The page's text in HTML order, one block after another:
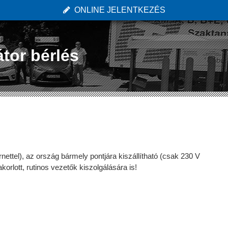
ONLINE JELENTKEZÉS
bérlés
az ország bármely pontjára kiszállítható (csak 230 V
rutinos vezetők kiszolgálására is!